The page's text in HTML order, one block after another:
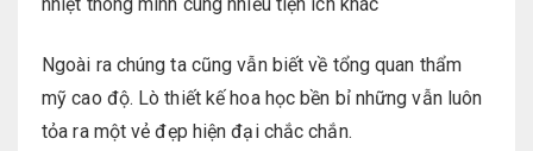
Ngoài ra chúng ta cũng vẫn biết về tổng quan thẩm
mỹ cao độ. Lò thiết kế hoa học bền bỉ những vẫn luôn
tỏa ra một vẻ đẹp hiện đại chắc chắn.